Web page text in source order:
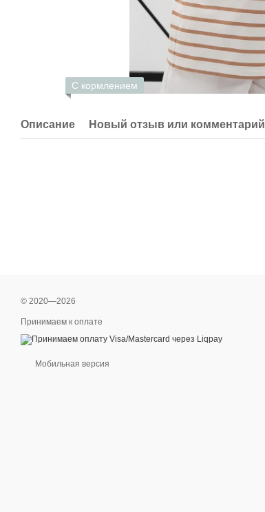
С кормлением
Описание Новый отзыв или комментарий
© 2020—2026
Принимаем к оплате
Мобильная версия